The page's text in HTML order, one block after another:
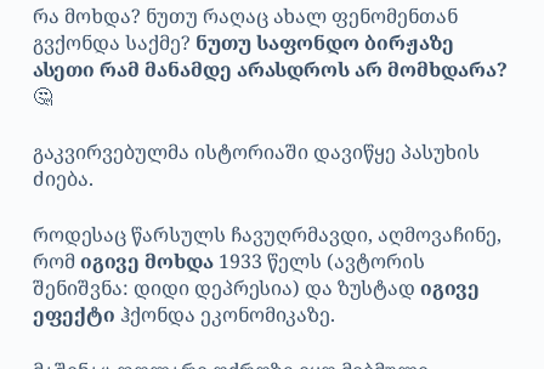
რა მოხდა? ნუთუ რაღაც ახალ ფენომენთან
გვქონდა საქმე? ნუთუ საფონდო ბირჟაზე
ასეთი რამ მანამდე არასდროს არ მომხდარა?
🤔
გაკვირვებულმა ისტორიაში დავიწყე პასუხის
ძიება.
როდესაც წარსულს ჩავუღრმავდი, აღმოვაჩინე,
რომ იგივე მოხდა1933 წელს (ავტორის
შენიშვნა: დიდი დეპრესია) და ზუსტად იგივე
ეფექტი ჰქონდა ეკონომიკაზე.